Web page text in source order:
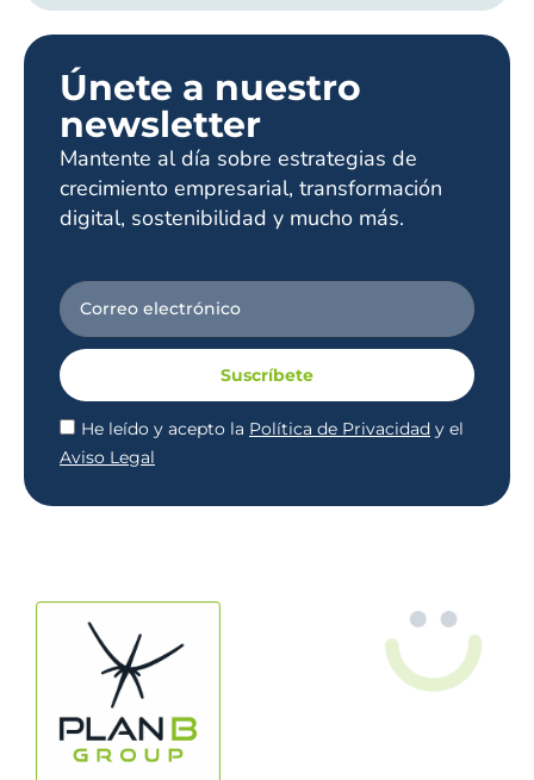
Únete a nuestro
newsletter
Mantente al día sobre estrategias de
crecimiento empresarial, transformación
digital, sostenibilidad y mucho más.
He leído y acepto la Política de Privacidad y el
Aviso Legal
Suscríbete